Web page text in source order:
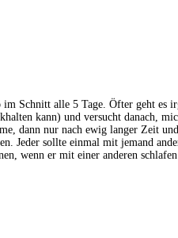
Schnitt alle 5 Tage. Öfter geht
kann) und versucht danach,
dann nur nach ewig langer Zeit
Jeder sollte einmal mit jemand
wenn er mit einer anderen